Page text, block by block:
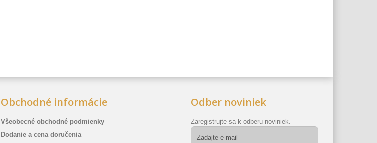
Obchodné informácie
Všeobecné obchodné podmienky
Dodanie a cena doručenia
Odber noviniek
Zaregistrujte sa k odberu noviniek.